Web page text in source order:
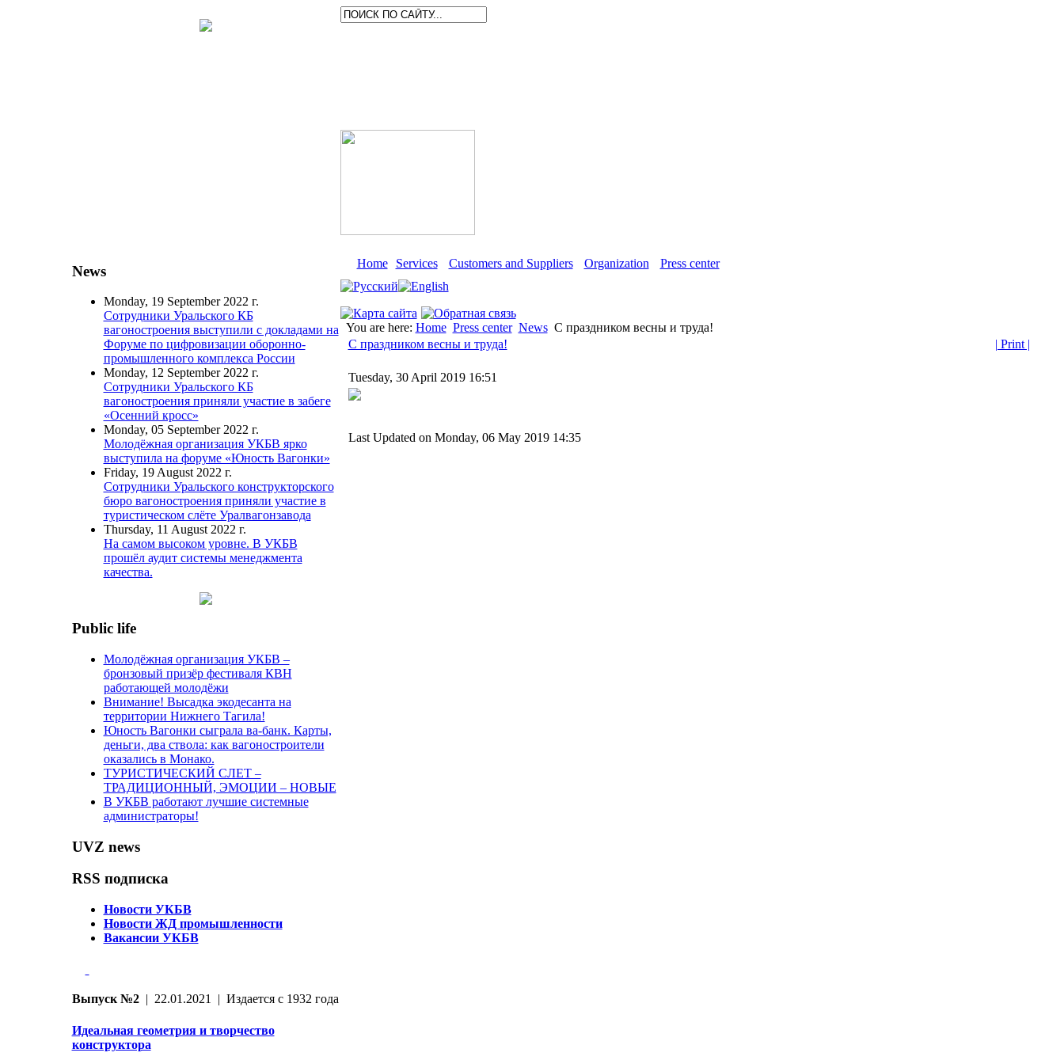
News
Monday, 19 September 2022 г.
Сотрудники Уральского КБ
вагоностроения выступили с докладами на
Форуме по цифровизации оборонно-
промышленного комплекса России
Monday, 12 September 2022 г.
Сотрудники Уральского КБ
вагоностроения приняли участие в забеге
«Осенний кросс»
Monday, 05 September 2022 г.
Молодёжная организация УКБВ ярко
выступила на форуме «Юность Вагонки»
Friday, 19 August 2022 г.
Сотрудники Уральского конструкторского
бюро вагоностроения приняли участие в
туристическом слёте Уралвагонзавода
Thursday, 11 August 2022 г.
На самом высоком уровне. В УКБВ
прошёл аудит системы менеджмента
качества.
Public life
Молодёжная организация УКБВ –
бронзовый призёр фестиваля КВН
работающей молодёжи
Внимание! Высадка экодесанта на
территории Нижнего Тагила!
Юность Вагонки сыграла ва-банк. Карты,
деньги, два ствола: как вагоностроители
оказались в Монако.
ТУРИСТИЧЕСКИЙ СЛЕТ –
ТРАДИЦИОННЫЙ, ЭМОЦИИ – НОВЫЕ
В УКБВ работают лучшие системные
администраторы!
UVZ news
RSS подписка
Новости УКБВ
Новости ЖД промышленности
Вакансии УКБВ
Выпуск №2| 22.01.2021 | Издается с 1932 года
Идеальная геометрия и творчество
конструктора
Home Services Customers and Suppliers Organization Press center
You are here: Home Press center News С праздником весны и труда!
С праздником весны и труда!
| Print |
Tuesday, 30 April 2019 16:51
Last Updated on Monday, 06 May 2019 14:35